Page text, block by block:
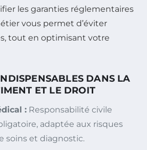
les garanties réglementaires
vous permet d’éviter
tout en optimisant votre
DANS LA
ET LE DROIT
: Responsabilité civile
adaptée aux risques
soins et diagnostic.